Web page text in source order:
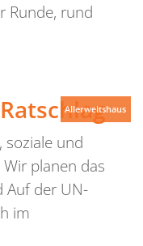
Runde, rund
soziale und
planen das
Auf der UN-
im
Allerweltshaus